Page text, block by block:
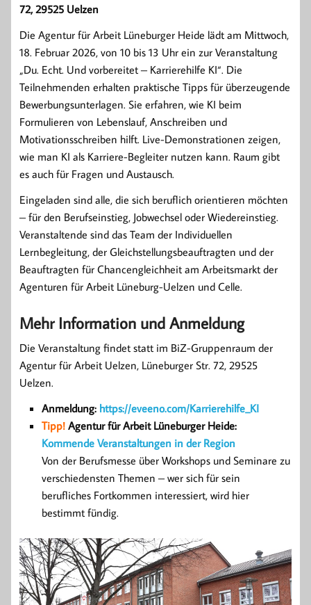
72, 29525 Uelzen
Die Agentur für Arbeit Lüneburger Heide lädt am Mittwoch,
18. Februar 2026, von 10 bis 13 Uhr ein zur Veranstaltung
„Du. Echt. Und vorbereitet – Karrierehilfe KI“. Die
Teilnehmenden erhalten praktische Tipps für überzeugende
Bewerbungsunterlagen. Sie erfahren, wie KI beim
Formulieren von Lebenslauf, Anschreiben und
Motivationsschreiben hilft. Live-Demonstrationen zeigen,
wie man KI als Karriere-Begleiter nutzen kann. Raum gibt
es auch für Fragen und Austausch.
Eingeladen sind alle, die sich beruflich orientieren möchten
– für den Berufseinstieg, Jobwechsel oder Wiedereinstieg.
Veranstaltende sind das Team der Individuellen
Lernbegleitung, der Gleichstellungsbeauftragten und der
Beauftragten für Chancengleichheit am Arbeitsmarkt der
Agenturen für Arbeit Lüneburg-Uelzen und Celle.
Mehr Information und Anmeldung
Die Veranstaltung findet statt im BiZ-Gruppenraum der
Agentur für Arbeit Uelzen, Lüneburger Str. 72, 29525
Uelzen.
Anmeldung: https://eveeno.com/Karrierehilfe_KI
Tipp! Agentur für Arbeit Lüneburger Heide:
Kommende Veranstaltungen in der Region
Von der Berufsmesse über Workshops und Seminare zu
verschiedensten Themen – wer sich für sein
berufliches Fortkommen interessiert, wird hier
bestimmt fündig.